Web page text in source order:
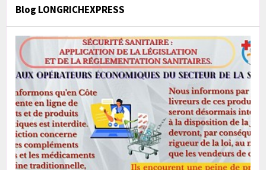
Blog LONGRICHEXPRESS